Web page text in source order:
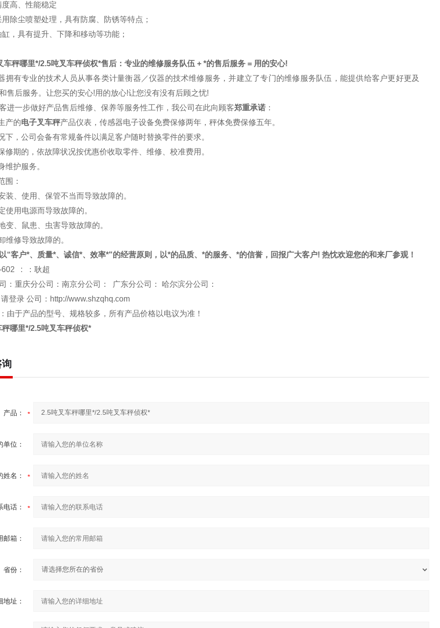
度高、性能稳定
除尘喷塑处理，具有防腐、防锈等特点；
，具有提升、下降和移动等功能；
车秤哪里*/2.5吨叉车秤侦权*售后：专业的维修服务队伍 + *的售后服务 = 用的安心!
拥有专业的技术人员从事各类计量衡器／仪器的技术维修服务，并建立了专门的维修服务队伍，能提供给客户更好更及
售后服务。让您买的安心!用的放心!让您没有没有后顾之忧!
进一步做好产品售后维修、保养等服务性工作，我公司在此向顾客郑重承诺 ：
产的电子叉车秤产品仪表，传感器电子设备免费保修两年，秤体免费保修五年。
下，公司会备有常规备件以满足客户随时替换零件的要求。
修期的，依故障状况按优惠价收取零件、维修、校准费用。
维护服务。
围：
装、使用、保管不当而导致故障的。
使用电源而导致故障的。
变、鼠患、虫害导致故障的。
维修导致故障的。
“客户*、质量*、诚信*、效率*"的经营原则，以*的品质、*的服务、*的信誉，回报广大客户! 热忱欢迎您的和来厂参观！
-602 : ：耿超
：重庆分公司：南京分公司： 广东分公司： 哈尔滨分公司：
登录 公司： http://www.shzqhq.com
由于产品的型号、规格较多，所有产品价格以电议为准！
哪里*/2.5吨叉车秤侦权*
产品：
单位：
姓名：
电话：
邮箱：
省份：
地址：